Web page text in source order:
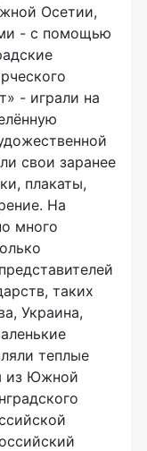
Осетии,
- с помощью
- играли на
свои заранее
плакаты,
На
много
таких
Украина,
теплые
из Южной